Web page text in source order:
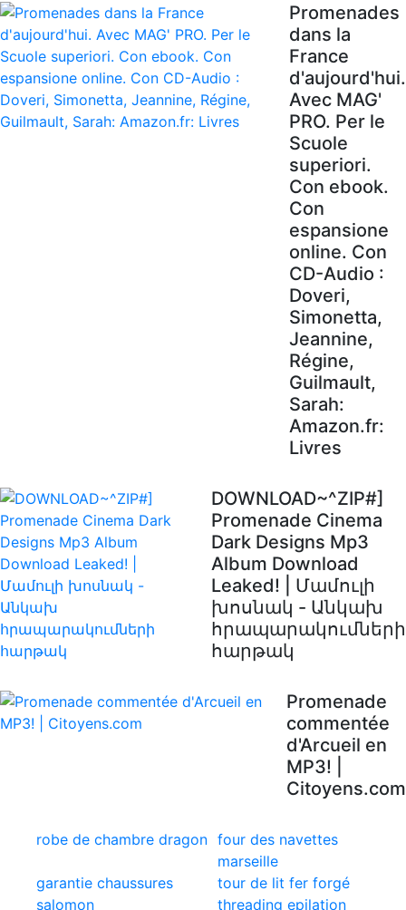
Promenades
dans la
France
d'aujourd'hui.
Avec MAG'
PRO. Per le
Scuole
superiori.
Con ebook.
Con
espansione
online. Con
CD-Audio :
Doveri,
Simonetta,
Jeannine,
Régine,
Guilmault,
Sarah:
Amazon.fr:
Livres
DOWNLOAD~^ZIP#]
Promenade Cinema
Dark Designs Mp3
Album Download
Leaked! | Մամուլի
խոսնակ - Անկախ
հրապարակումների
հարթակ
Promenade
commentée
d'Arcueil en
MP3! |
Citoyens.com
robe de chambre dragon four des navettes
marseille
garantie chaussures
salomon
tour de lit fer forgé
threading epilation